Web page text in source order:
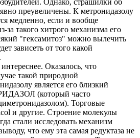
преувеличены. К метронидазолу
медленно, если и вообще
за такого хитрого механизма его
"гексамитоз" можно вылечить
зависеть от того какой
Оказалось, что
такой природной
является его близкий
(который часто
Торговые
и другие. Строение молекулы
стали исследовать механизм
что ему эта самая редуктаза не